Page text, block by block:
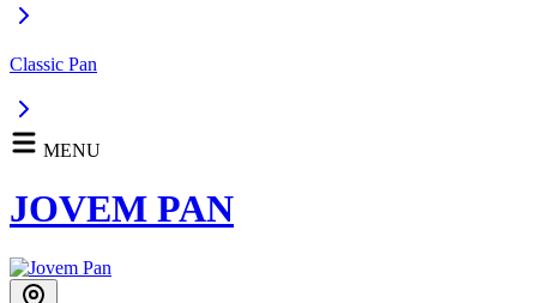
Classic Pan
MENU
JOVEM PAN